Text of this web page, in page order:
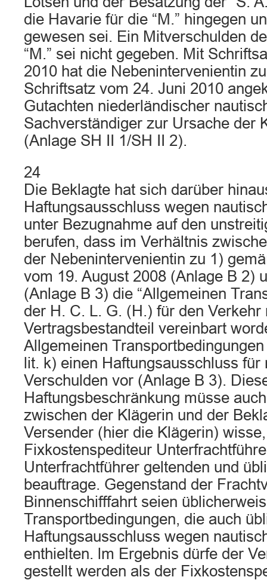
die Havarie für die “M.” hingegen
gewesen sei. Ein Mitverschulden
“M.” sei nicht gegeben. Mit
2010 hat die Nebenintervenientin
Schriftsatz vom 24. Juni 2010
Gutachten niederländischer
Sachverständiger zur Ursache der
(Anlage SH II 1/SH II 2).
24
Die Beklagte hat sich darüber
Haftungsausschluss wegen
unter Bezugnahme auf den
berufen, dass im Verhältnis
der Nebenintervenientin zu 1)
vom 19. August 2008 (Anlage B 2)
(Anlage B 3) die “Allgemeinen
der H. C. L. G. (H.) für den Verkehr
Vertragsbestandteil vereinbart
Allgemeinen
lit. k) einen Haftungsausschluss für
Verschulden vor (Anlage B 3).
Haftungsbeschränkung müsse
zwischen der Klägerin und der
Versender (hier die Klägerin)
Fixkostenspediteur
Unterfrachtführer geltenden und
beauftrage. Gegenstand der
Binnenschifffahrt seien
Transportbedingungen, die auch
Haftungsausschluss wegen
enthielten. lm Ergebnis dürfe der
gestellt werden als der